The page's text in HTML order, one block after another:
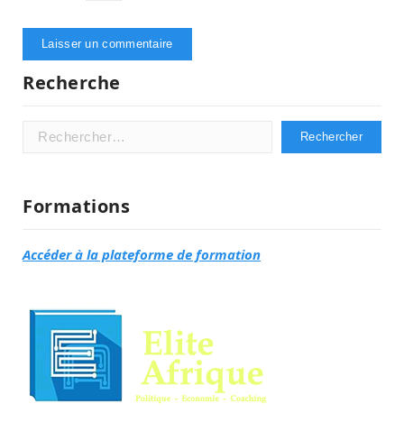
Recherche
Rechercher :
Formations
Accéder à la plateforme de formation